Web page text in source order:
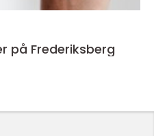
på Frederiksberg